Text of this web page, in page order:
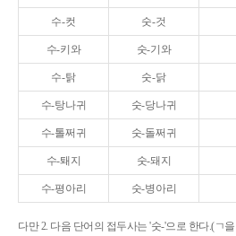
수-컷 숫-것
수-키와 숫-기와
수-탉 숫-닭
수-탕나귀 숫-당나귀
수-톨쩌귀 숫-돌쩌귀
수-퇘지 숫-돼지
수-평아리 숫-병아리
다만 2. 다음 단어의 접두사는 '숫-'으로 한다.(ㄱ